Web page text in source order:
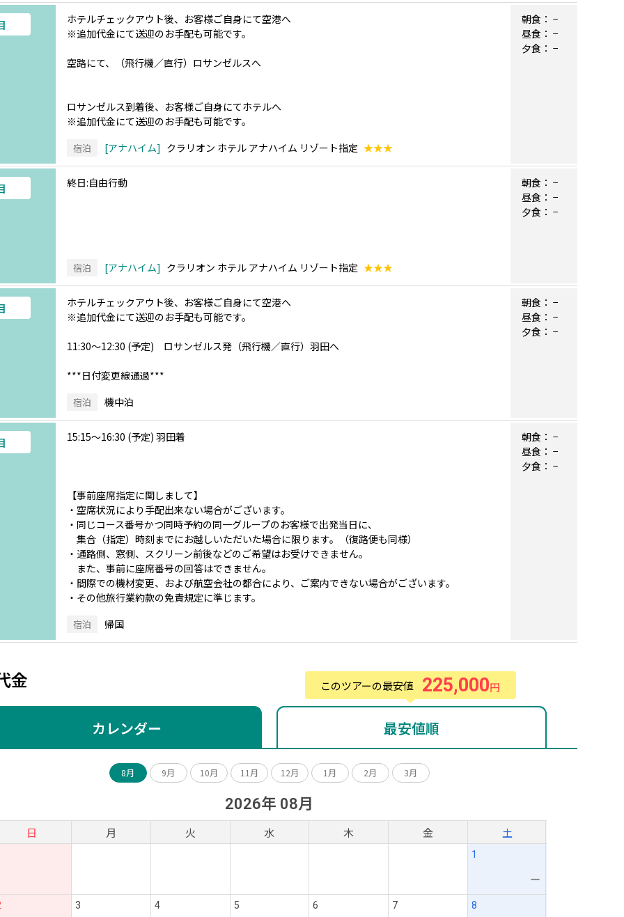
ホテルチェックアウト後、お客様ご自身にて空港へ
※追加代金にて送迎のお手配も可能です。
空路にて、（飛行機／直行）ロサンゼルスへ
ロサンゼルス到着後、お客様ご自身にてホテルへ
※追加代金にて送迎のお手配も可能です。
宿泊 アナハイム クラリオン ホテル アナハイム リゾート指定 ★★★
朝食： −
昼食： −
夕食： −
終日:自由行動
宿泊 アナハイム クラリオン ホテル アナハイム リゾート指定 ★★★
朝食： −
昼食： −
夕食： −
ホテルチェックアウト後、お客様ご自身にて空港へ
※追加代金にて送迎のお手配も可能です。
11:30～12:30 (予定) ロサンゼルス発（飛行機／直行）羽田へ
***日付変更線通過***
宿泊 機中泊
朝食： −
昼食： −
夕食： −
15:15～16:30 (予定) 羽田着
【事前座席指定に関しまして】
・空席状況により手配出来ない場合がございます。
・同じコース番号かつ同時予約の同一グループのお客様で出発当日に、
集合（指定）時刻までにお越しいただいた場合に限ります。（復路便も同様）
・通路側、窓側、スクリーン前後などのご希望はお受けできません。
また、事前に座席番号の回答はできません。
・間際での機材変更、および航空会社の都合により、ご案内できない場合がございます。
・その他旅行業約款の免責規定に準じます。
宿泊 帰国
朝食： −
昼食： −
夕食： −
金 このツアーの最安値 225,000円
カレンダー 最安値順
8月 9月 10月 11月 12月 1月 2月 3月
2026年 08月
日 月 火 水 木 金 土
1
ー
3 4 5 6 7 8